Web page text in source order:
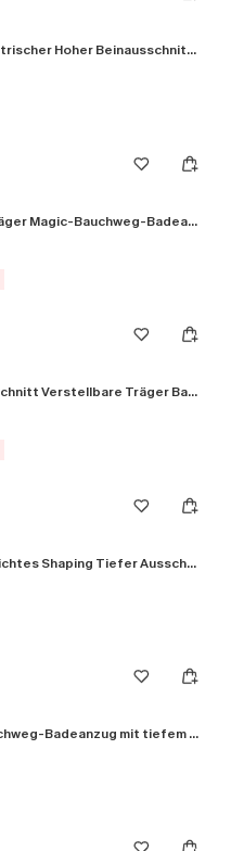
Schwarzer Asymmetrischer Hoher Beinausschnitt Monokini-Badeanzug
Schwarzer Kreuzträger Magic-Bauchweg-Badeanzug
Paisley Tiefer Ausschnitt Verstellbare Träger Badeanzug
Schwarzer Federleichtes Shaping Tiefer Ausschnitt Badeanzug
Orange Magic-Bauchweg-Badeanzug mit tiefem Ausschnitt